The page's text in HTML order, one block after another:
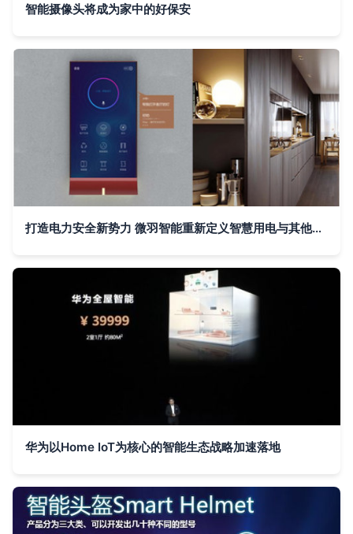
智能摄像头将成为家中的好保安
打造电力安全新势力 微羽智能重新定义智慧用电与其他智能设备共生之道
华为以Home IoT为核心的智能生态战略加速落地